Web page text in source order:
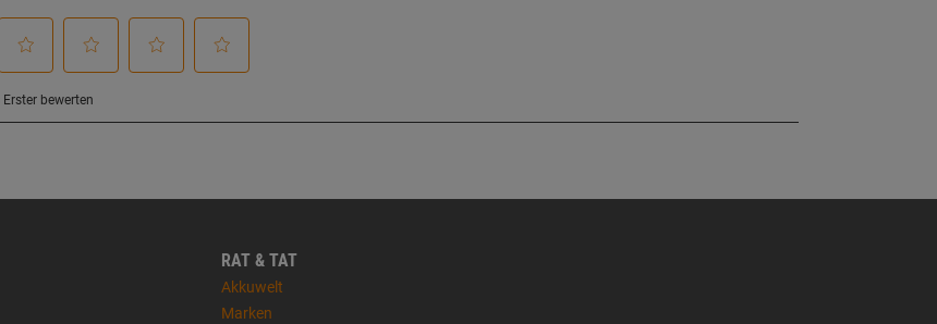
RAT & TAT
Akkuwelt
Marken